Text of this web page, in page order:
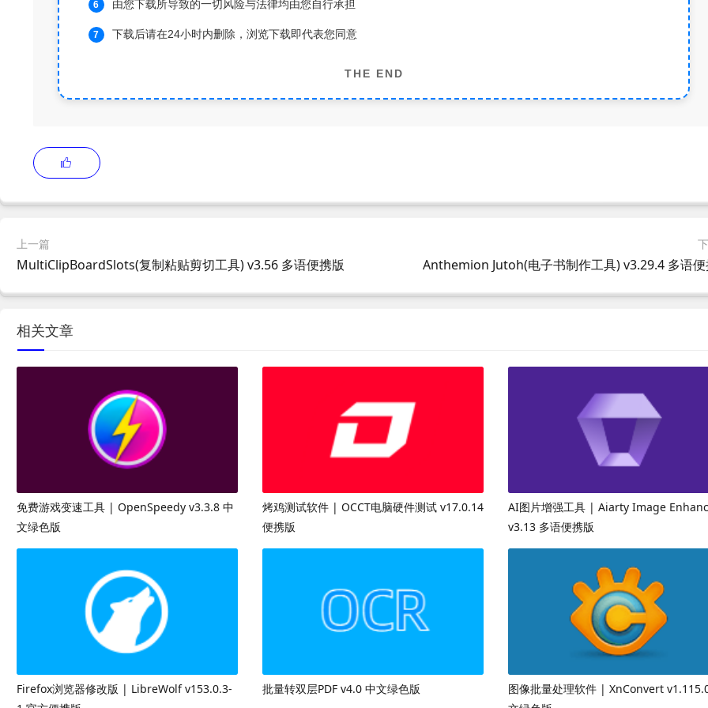
由您下载所导致的一切风险与法律均由您自行承担
下载后请在24小时内删除，浏览下载即代表您同意
THE END
上一篇
MultiClipBoardSlots(复制粘贴剪切工具) v3.56 多语便携版 Anthemion Jutoh(电子书制作工具) v3.29.4 多语便
相关文章
免费游戏变速工具 | OpenSpeedy v3.3.8 中
文绿色版
烤鸡测试软件 | OCCT电脑硬件测试 v17.0.14
便携版
AI图片增强工具 | Aiarty Image
v3.13 多语便携版
Firefox浏览器修改版 | LibreWolf v153.0.3-
批量转双层PDF v4.0 中文绿色版
图像批量处理软件 | XnConvert